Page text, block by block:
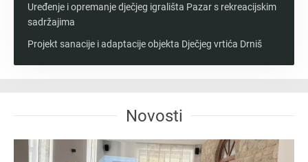
Uređenje i opremanje dječjeg igrališta Pazar s rekreacijskim
sadržajima
Projekt sanacije i adaptacije objekta Dječjeg vrtića Drniš
Novosti